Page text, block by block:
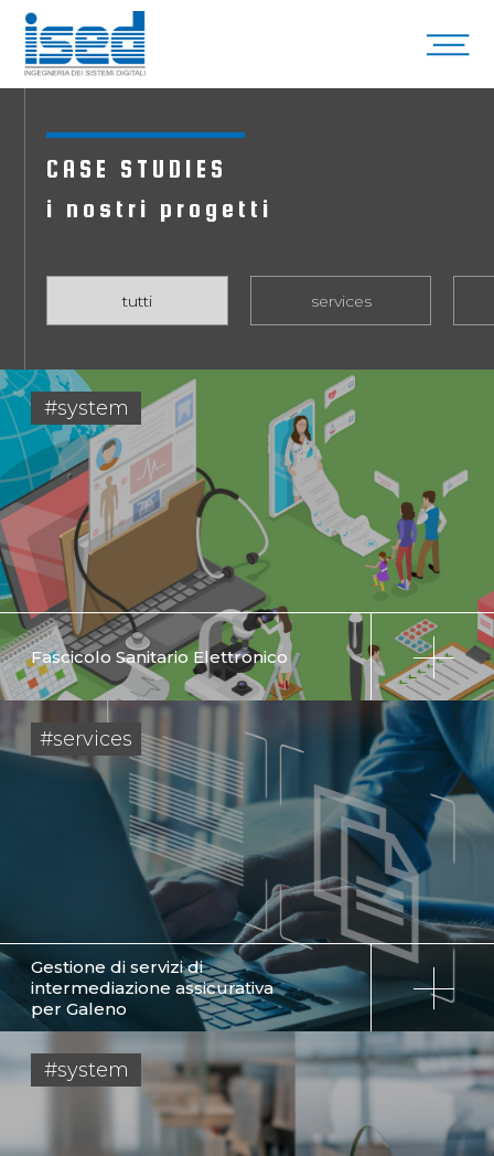
CASE STUDIES
i nostri progetti
tutti services
#system
Fascicolo Sanitario Elettronico
#services
Gestione di servizi di
intermediazione assicurativa
per Galeno
#system